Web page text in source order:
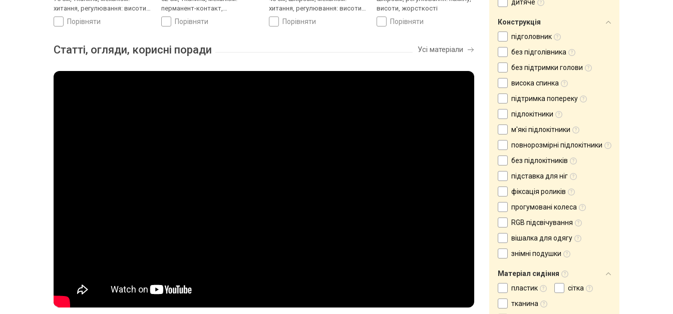
хитання, регулювання: висоти,
жорсткостіпорівняти
перманент-контакт,
регулювання: висоти
порівняти
хитання, регулювання: висоти,
жорсткостіпорівняти
висоти, жорсткості
порівняти
регулювання: висоти,
жорсткостіпорівняти порівняти
Статті, огляди, корисні поради Усі матеріали
дитяче
Конструкція
підголовник
без підголівника
без підтримки голови
висока спинка
підтримка попереку
підлокітники
м'які підлокітники
повнорозмірні підлокітники
без підлокітників
підставка для ніг
фіксація роликів
прогумовані колеса
RGB підсвічування
вішалка для одягу
знімні подушки
Матеріал сидіння
пластик
сітка
тканина